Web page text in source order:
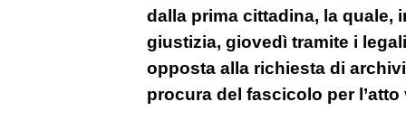
dalla prima cittadina, la quale,
giustizia, giovedì tramite i
opposta alla richiesta di
procura del fascicolo per